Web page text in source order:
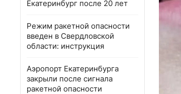
Екатеринбург после 20 лет
Режим ракетной опасности
введен в Свердловской
области: инструкция
Аэропорт Екатеринбурга
закрыли после сигнала
ракетной опасности